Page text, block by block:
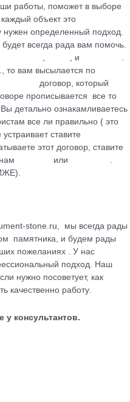
работы, поможет в выборе
объект это
нужен определенный подход.
всегда рада вам помочь.
, , и
.
то вам высылается по
договор, который
прописывается все то
детально ознакамливаетесь
все ли правильно ( это
ставите
этот договор, ставите
или
.
stone.ru, мы всегда рады
памятника, и будем рады
пожеланиях . У нас
подход. Наш
нужно посоветует, как
качественно работу.
у консультантов.